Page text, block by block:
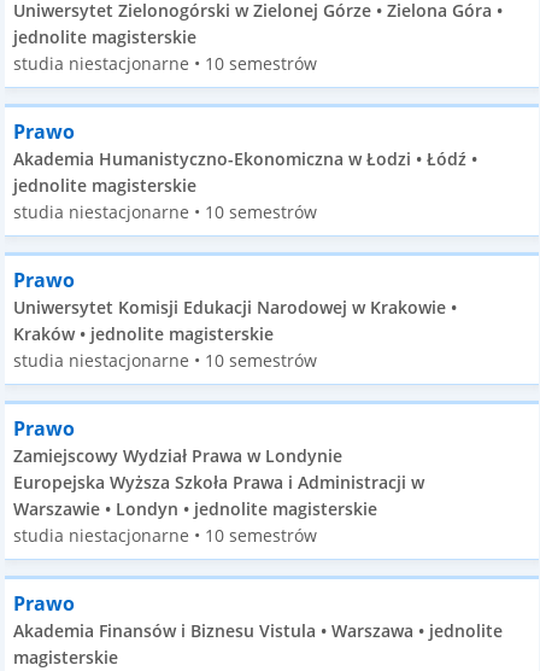
Uniwersytet Zielonogórski w Zielonej Górze • Zielona Góra •
jednolite magisterskie
studia niestacjonarne • 10 semestrów
Prawo
Akademia Humanistyczno-Ekonomiczna w Łodzi • Łódź •
jednolite magisterskie
studia niestacjonarne • 10 semestrów
Prawo
Uniwersytet Komisji Edukacji Narodowej w Krakowie •
Kraków • jednolite magisterskie
studia niestacjonarne • 10 semestrów
Prawo
Zamiejscowy Wydział Prawa w Londynie
Europejska Wyższa Szkoła Prawa i Administracji w
Warszawie • Londyn • jednolite magisterskie
studia niestacjonarne • 10 semestrów
Prawo
Akademia Finansów i Biznesu Vistula • Warszawa • jednolite
magisterskie